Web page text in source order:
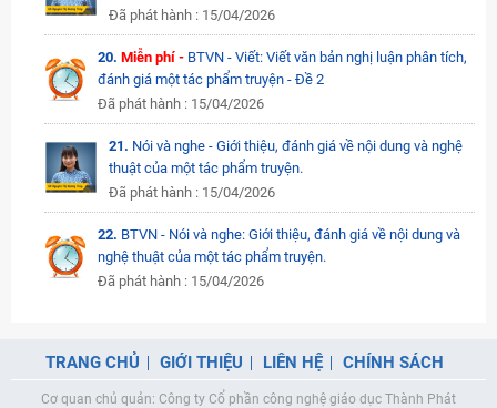
Đã phát hành : 15/04/2026
20.Miễn phí - BTVN - Viết: Viết văn bản nghị luận phân tích,
đánh giá một tác phẩm truyện - Đề 2
Đã phát hành : 15/04/2026
21. Nói và nghe - Giới thiệu, đánh giá về nội dung và nghệ
thuật của một tác phẩm truyện.
Đã phát hành : 15/04/2026
22. BTVN - Nói và nghe: Giới thiệu, đánh giá về nội dung và
nghệ thuật của một tác phẩm truyện.
Đã phát hành : 15/04/2026
TRANG CHỦ GIỚI THIỆU LIÊN HỆ CHÍNH SÁCH
Cơ quan chủ quản: Công ty Cổ phần công nghệ giáo dục Thành Phát